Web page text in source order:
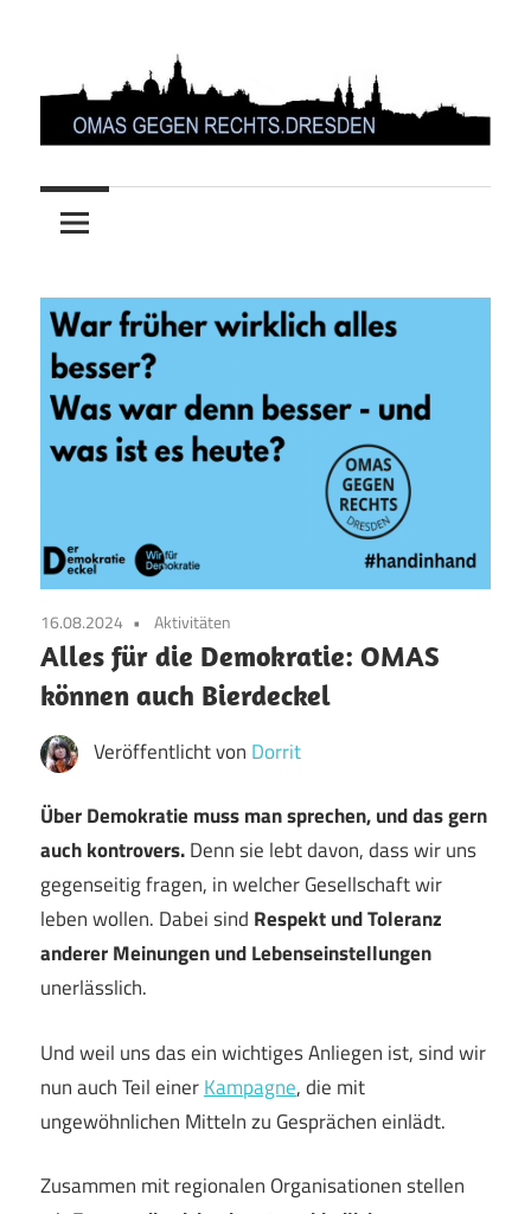
springen
OMAS
GEGEN
RECHTS.DRESDEN
16.08.2024 Aktivitäten
Alles für die Demokratie: OMAS
können auch Bierdeckel
Veröffentlicht von Dorrit
Über Demokratie muss man sprechen, und das gern
auch kontrovers.Denn sie lebt davon, dass wir uns
gegenseitig fragen, in welcher Gesellschaft wir
leben wollen. Dabei sind Respekt und Toleranz
anderer Meinungen und Lebenseinstellungen
unerlässlich.
Und weil uns das ein wichtiges Anliegen ist, sind wir
nun auch Teil einerKampagne, die mit
ungewöhnlichen Mitteln zu Gesprächen einlädt.
Zusammen mit regionalen Organisationen stellen